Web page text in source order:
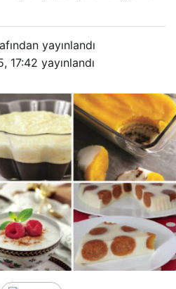
yayınlandı
17:42 yayınlandı